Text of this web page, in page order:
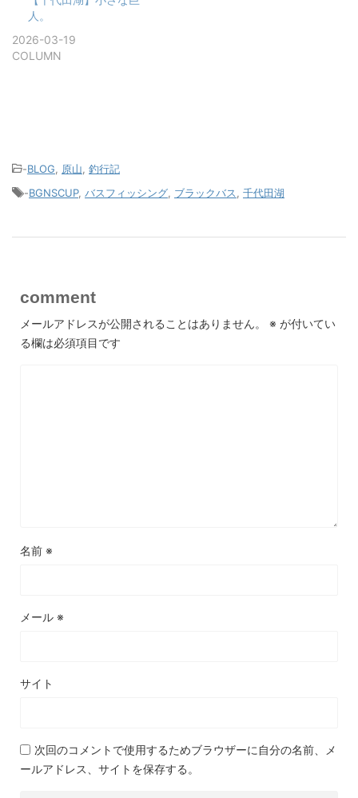
人。
2026-03-19
COLUMN
-BLOG 原山 釣行記
-BGNSCUP, バスフィッシング ブラックバス 千代田湖
comment
メールアドレスが公開されることはありません。 ※ が付いてい
る欄は必須項目です
名前 ※
メール ※
サイト
次回のコメントで使用するためブラウザーに自分の名前、メ
ールアドレス、サイトを保存する。